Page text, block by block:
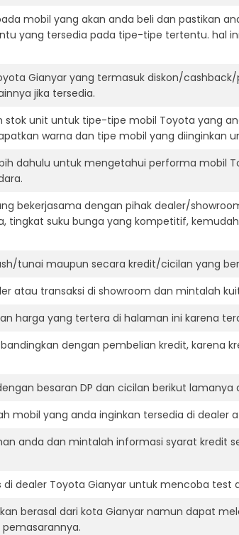
mobil yang akan anda beli dan pastikan
yang tersedia pada tipe-tipe tertentu. hal
Gianyar yang termasuk diskon/
jika tersedia.
unit untuk tipe-tipe mobil Toyota yang
warna dan tipe mobil yang diinginkan
dahulu untuk mengetahui performa mobil
bekerjasama dengan pihak dealer/
tingkat suku bunga yang kompetitif,
tunai maupun secara kredit/cicilan yang
atau transaksi di showroom dan mintalah
harga yang tertera di halaman ini karena
dengan pembelian kredit, karena
besaran DP dan cicilan berikut lamanya
mobil yang anda inginkan tersedia di dealer
anda dan mintalah informasi syarat kredit
dealer Toyota Gianyar untuk mencoba test
berasal dari kota Gianyar namun dapat